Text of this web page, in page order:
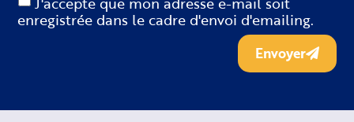
enregistrée dans le cadre d'envoi d'emailing.
Envoyer